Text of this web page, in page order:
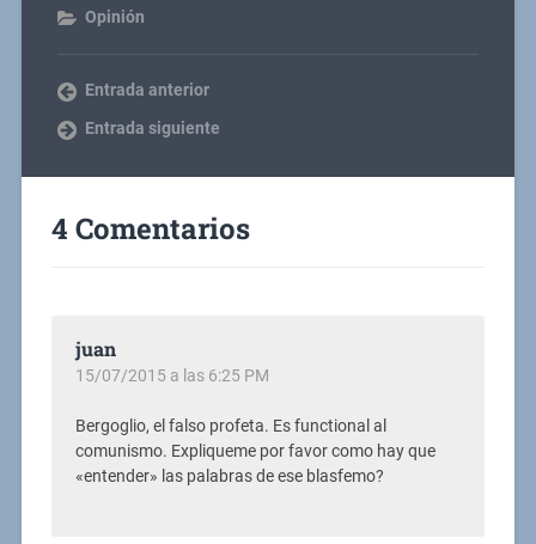
Opinión
Entrada anterior
Entrada siguiente
4 Comentarios
juan
15/07/2015 a las 6:25 PM
Bergoglio, el falso profeta. Es functional al
comunismo. Expliqueme por favor como hay que
«entender» las palabras de ese blasfemo?